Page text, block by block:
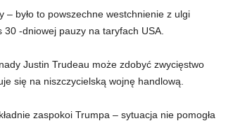
– było to powszechne westchnienie z ulgi
-dniowej pauzy na taryfach USA.
Justin Trudeau może zdobyć zwycięstwo
się na niszczycielską wojnę handlową.
zaspokoi Trumpa – sytuacja nie pomogła